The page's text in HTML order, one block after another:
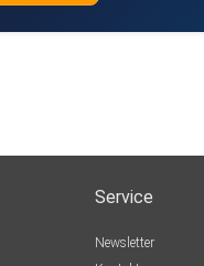
Service
Newsletter